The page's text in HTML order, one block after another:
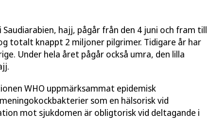
hajj, pågår från den 4 juni och fram till
totalt knappt 2 miljoner pilgrimer. Tidigare år har
Under hela året pågår också umra, den lilla
WHO uppmärksammat epidemisk
som en hälsorisk vid
mot sjukdomen är obligtorisk vid deltagande i